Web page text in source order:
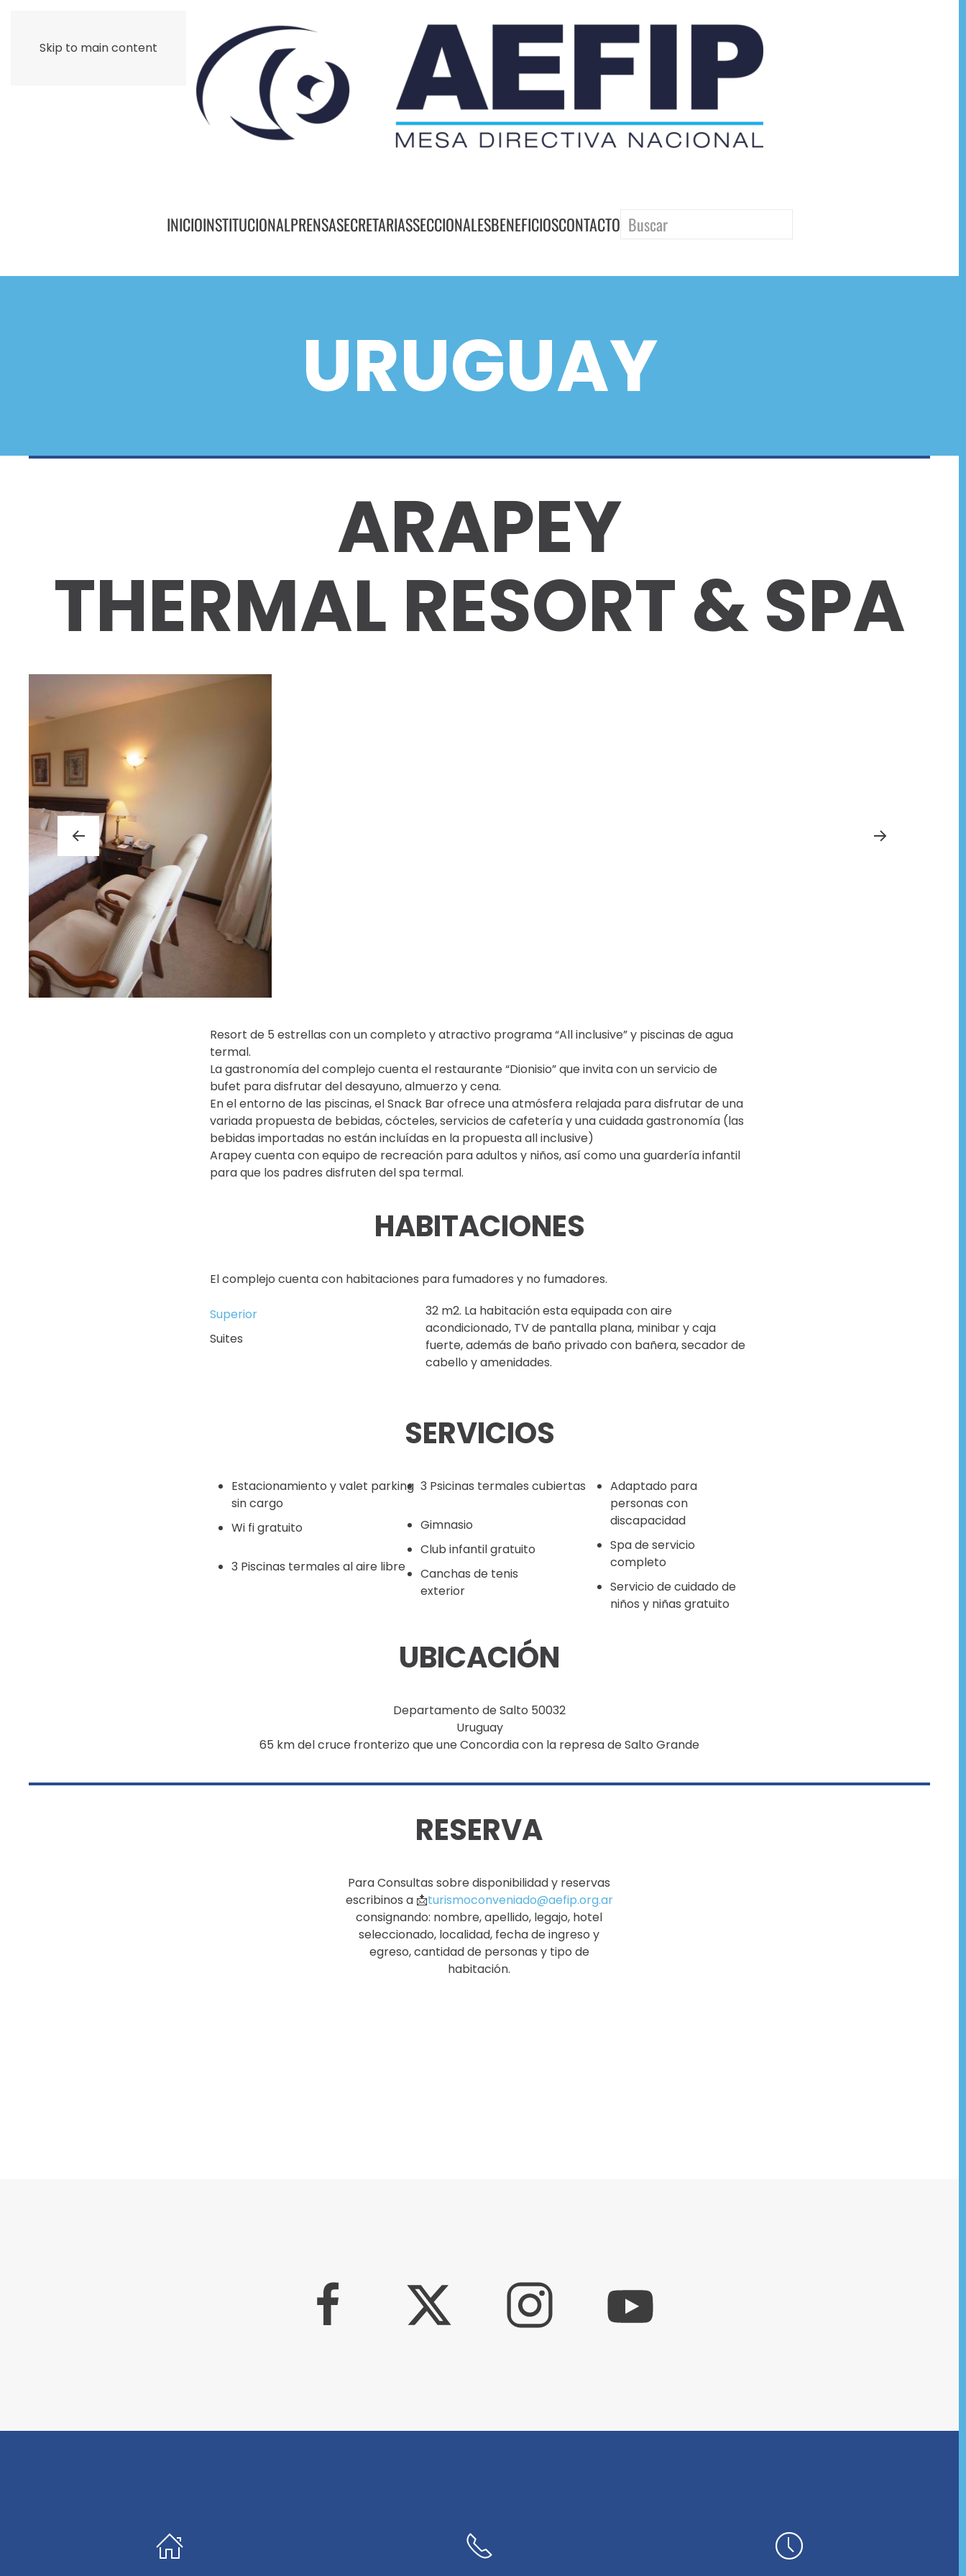
Skip to main content
INICIOINSTITUCIONALPRENSASECRETARIASSECCIONALESBENEFICIOSCONTACTO
URUGUAY
ARAPEY
THERMAL RESORT & SPA
Resort de 5 estrellas con un completo y atractivo programa “All inclusive” y piscinas de agua
termal.
La gastronomía del complejo cuenta el restaurante “Dionisio” que invita con un servicio de
bufet para disfrutar del desayuno, almuerzo y cena.
En el entorno de las piscinas, el Snack Bar ofrece una atmósfera relajada para disfrutar de una
variada propuesta de bebidas, cócteles, servicios de cafetería y una cuidada gastronomía (las
bebidas importadas no están incluídas en la propuesta all inclusive)
Arapey cuenta con equipo de recreación para adultos y niños, así como una guardería infantil
para que los padres disfruten del spa termal.
HABITACIONES
El complejo cuenta con habitaciones para fumadores y no fumadores.
Superior
Suites
32 m2. La habitación esta equipada con aire
acondicionado, TV de pantalla plana, minibar y caja
fuerte, además de baño privado con bañera, secador de
cabello y amenidades.
SERVICIOS
Estacionamiento y valet parking
sin cargo
Wi fi gratuito
3 Piscinas termales al aire libre
3 Psicinas termales cubiertas
Gimnasio
Club infantil gratuito
Canchas de tenis
exterior
Adaptado para
personas con
discapacidad
Spa de servicio
completo
Servicio de cuidado de
niños y niñas gratuito
UBICACIÓN
Departamento de Salto 50032
Uruguay
65 km del cruce fronterizo que une Concordia con la represa de Salto Grande
RESERVA
Para Consultas sobre disponibilidad y reservas
escribinos a 📩turismoconveniado@aefip.org.ar
consignando: nombre, apellido, legajo, hotel
seleccionado, localidad, fecha de ingreso y
egreso, cantidad de personas y tipo de
habitación.